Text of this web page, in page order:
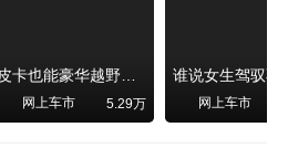
皮卡也能豪华越野！纵横F700上市，限时卖29.99万起
网上车市 5.29万 网上车市